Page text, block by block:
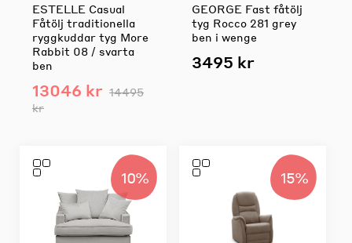
ESTELLE Casual
Fåtölj traditionella
ryggkuddar tyg More
Rabbit 08 / svarta
ben
13046 kr 14495
kr
GEORGE Fast fåtölj
tyg Rocco 281 grey
ben i wenge
3495 kr
10% 15%